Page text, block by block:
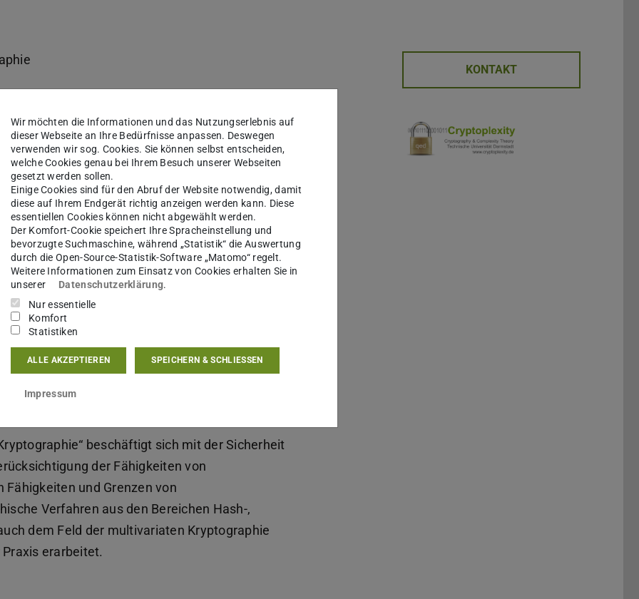
20.10.2022)
verwaltet.
beschäftigt sich mit der Sicherheit
der Fähigkeiten von
und Grenzen von
Verfahren aus den Bereichen Hash-,
dem Feld der multivariaten Kryptographie
erarbeitet.
KONTAKT
Wir möchten die Informationen und das Nutzungserlebnis auf
dieser Webseite an Ihre Bedürfnisse anpassen. Deswegen
verwenden wir sog. Cookies. Sie können selbst entscheiden,
welche Cookies genau bei Ihrem Besuch unserer Webseiten
gesetzt werden sollen.
Einige Cookies sind für den Abruf der Website notwendig, damit
diese auf Ihrem Endgerät richtig anzeigen werden kann. Diese
essentiellen Cookies können nicht abgewählt werden.
Der Komfort-Cookie speichert Ihre Spracheinstellung und
bevorzugte Suchmaschine, während „Statistik“ die Auswertung
durch die Open-Source-Statistik-Software „Matomo“ regelt.
Weitere Informationen zum Einsatz von Cookies erhalten Sie in
unserer
Datenschutzerklärung.
Nur essentielle
Komfort
Statistiken
ALLE AKZEPTIEREN SPEICHERN & SCHLIESSEN
Impressum